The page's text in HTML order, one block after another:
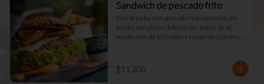
Sandwich de pescado frito
Pan brioche con pescado frito apanado en
panko, ensalada chilena con toque de ají
verde, mix de lechugas y mayo de cilantro.
$11.200